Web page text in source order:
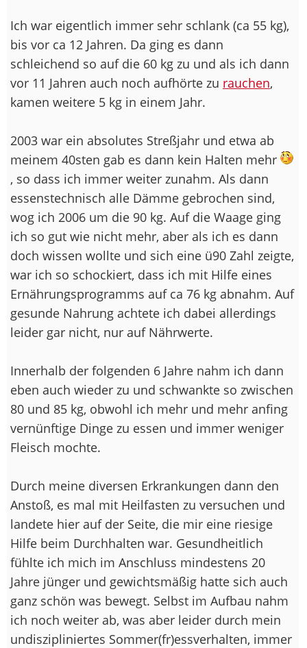
Ich war eigentlich immer sehr schlank (ca 55 kg),
bis vor ca 12 Jahren. Da ging es dann
schleichend so auf die 60 kg zu und als ich dann
vor 11 Jahren auch noch aufhörte zu rauchen,
kamen weitere 5 kg in einem Jahr.
2003 war ein absolutes Streßjahr und etwa ab
meinem 40sten gab es dann kein Halten mehr
, so dass ich immer weiter zunahm. Als dann
essenstechnisch alle Dämme gebrochen sind,
wog ich 2006 um die 90 kg. Auf die Waage ging
ich so gut wie nicht mehr, aber als ich es dann
doch wissen wollte und sich eine ü90 Zahl zeigte,
war ich so schockiert, dass ich mit Hilfe eines
Ernährungsprogramms auf ca 76 kg abnahm. Auf
gesunde Nahrung achtete ich dabei allerdings
leider gar nicht, nur auf Nährwerte.
Innerhalb der folgenden 6 Jahre nahm ich dann
eben auch wieder zu und schwankte so zwischen
80 und 85 kg, obwohl ich mehr und mehr anfing
vernünftige Dinge zu essen und immer weniger
Fleisch mochte.
Durch meine diversen Erkrankungen dann den
Anstoß, es mal mit Heilfasten zu versuchen und
landete hier auf der Seite, die mir eine riesige
Hilfe beim Durchhalten war. Gesundheitlich
fühlte ich mich im Anschluss mindestens 20
Jahre jünger und gewichtsmäßig hatte sich auch
ganz schön was bewegt. Selbst im Aufbau nahm
ich noch weiter ab, was aber leider durch mein
undiszipliniertes Sommer(fr)essverhalten, immer